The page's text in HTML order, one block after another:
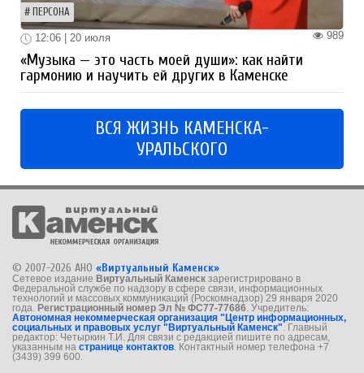
ПЕРСОНА
989
12:06 | 20 июля
«Музыка — это часть моей души»: как найти
гармонию и научить ей других в Каменске
ВСЯ ЖИЗНЬ КАМЕНСКА-
УРАЛЬСКОГО
© 2007-2026 АНО «Виртуальный Каменск»
Сетевое издание Виртуальный Каменск зарегистрировано в
Федеральной службе по надзору в сфере связи, информационных
технологий и массовых коммуникаций (Роскомнадзор) 29 января 2020
года. Регистрационный номер Эл № ФС77-77686 . Учредитель:
Автономная некоммерческая организация "Центр информационных,
социальных и правовых услуг "Виртуальный Каменск" . Главный
редактор: Четыркин Т.И. Для связи с редакцией пишите по адресам,
указанным на странице контактов . Контактный номер телефона +7
(3439) 399 600.